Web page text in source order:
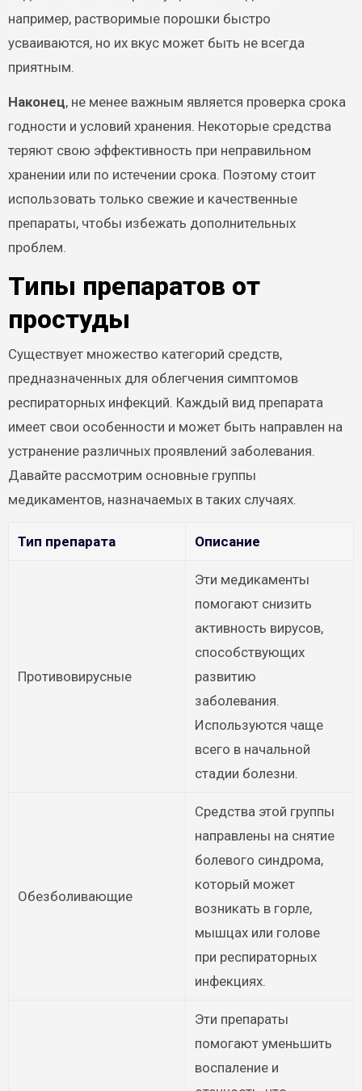
например, растворимые порошки быстро
усваиваются, но их вкус может быть не всегда
приятным.
Наконец, не менее важным является проверка срока
годности и условий хранения. Некоторые средства
теряют свою эффективность при неправильном
хранении или по истечении срока. Поэтому стоит
использовать только свежие и качественные
препараты, чтобы избежать дополнительных
проблем.
Типы препаратов от
простуды
Существует множество категорий средств,
предназначенных для облегчения симптомов
респираторных инфекций. Каждый вид препарата
имеет свои особенности и может быть направлен на
устранение различных проявлений заболевания.
Давайте рассмотрим основные группы
медикаментов, назначаемых в таких случаях.
Тип препарата Описание
Противовирусные
Эти медикаменты
помогают снизить
активность вирусов,
способствующих
развитию
заболевания.
Используются чаще
всего в начальной
стадии болезни.
Обезболивающие
Средства этой группы
направлены на снятие
болевого синдрома,
который может
возникать в горле,
мышцах или голове
при респираторных
инфекциях.
Эти препараты
помогают уменьшить
воспаление и